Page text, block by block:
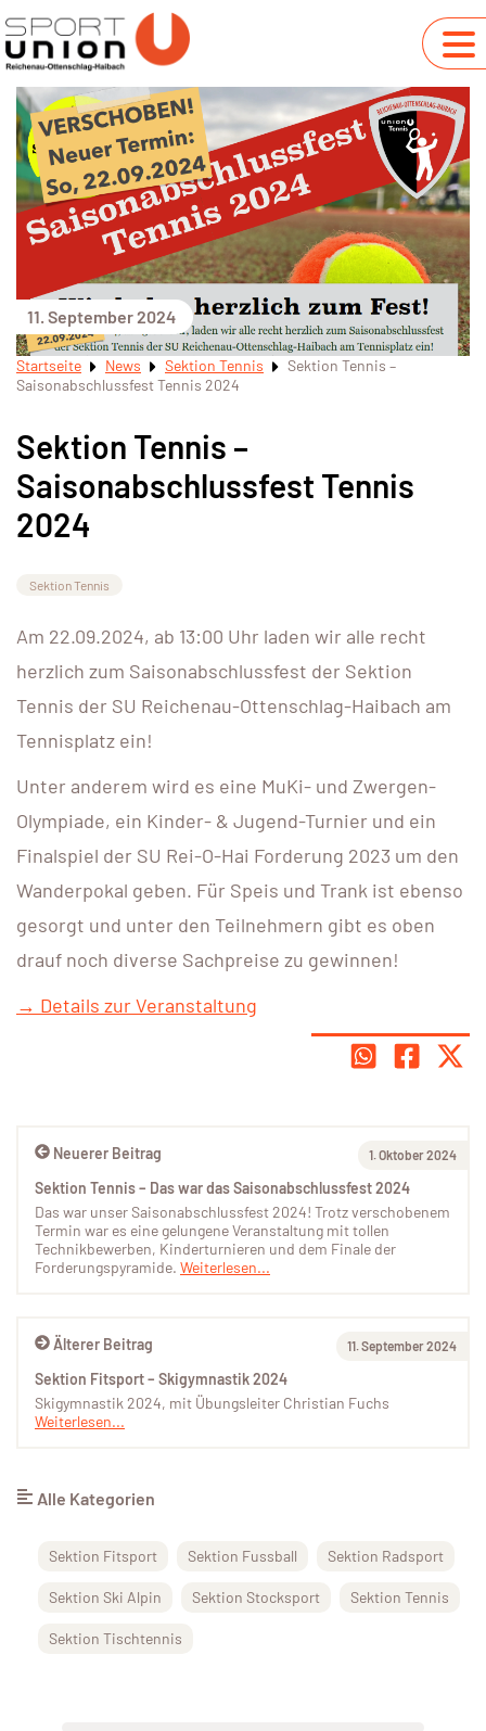
11. September 2024
Startseite News Sektion Tennis
Sektion Tennis –
Saisonabschlussfest Tennis 2024
Sektion Tennis –
Saisonabschlussfest Tennis
2024
Sektion Tennis
Am 22.09.2024, ab 13:00 Uhr laden wir alle recht
herzlich zum Saisonabschlussfest der Sektion
Tennis der SU Reichenau-Ottenschlag-Haibach am
Tennisplatz ein!
Unter anderem wird es eine MuKi- und Zwergen-
Olympiade, ein Kinder- & Jugend-Turnier und ein
Finalspiel der SU Rei-O-Hai Forderung 2023 um den
Wanderpokal geben. Für Speis und Trank ist ebenso
gesorgt und unter den Teilnehmern gibt es oben
drauf noch diverse Sachpreise zu gewinnen!
→ Details zur Veranstaltung
Älterer Beitrag 11. September 2024
Sektion Fitsport – Skigymnastik 2024
Skigymnastik 2024, mit Übungsleiter Christian Fuchs
Weiterlesen...
Neuerer Beitrag 1. Oktober 2024
Sektion Tennis – Das war das Saisonabschlussfest 2024
Das war unser Saisonabschlussfest 2024! Trotz verschobenem
Termin war es eine gelungene Veranstaltung mit tollen
Technikbewerben, Kinderturnieren und dem Finale der
Forderungspyramide. Weiterlesen...
Alle Kategorien
Sektion Fitsport Sektion Fussball Sektion Radsport
Sektion Ski Alpin Sektion Stocksport Sektion Tennis
Sektion Tischtennis